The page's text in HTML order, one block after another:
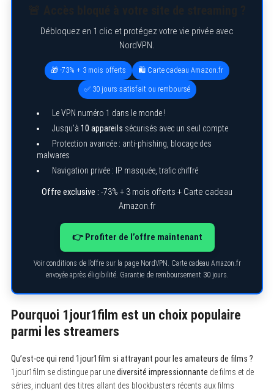
Débloquez en 1 clic et protégez votre vie privée avec
NordVPN.
🎁 -73% + 3 mois offerts 🛍️ Carte cadeau Amazon.fr
✅ 30 jours satisfait ou remboursé
Le VPN numéro 1 dans le monde !
Jusqu’à 10 appareils sécurisés avec un seul compte
Protection avancée : anti-phishing, blocage des
malwares
Navigation privée : IP masquée, trafic chiffré
Offre exclusive : -73% + 3 mois offerts + Carte cadeau
Amazon.fr
👉 Profiter de l’offre maintenant
Voir conditions de l’offre sur la page NordVPN. Carte cadeau Amazon.fr
envoyée après éligibilité. Garantie de remboursement 30 jours.
Pourquoi 1jour1film est un choix populaire
parmi les streamers
Qu’est-ce qui rend 1jour1film si attrayant pour les amateurs de films ?
1jour1film se distingue par unediversité impressionnante de films et de
séries, incluant des titres allant des blockbusters récents aux films